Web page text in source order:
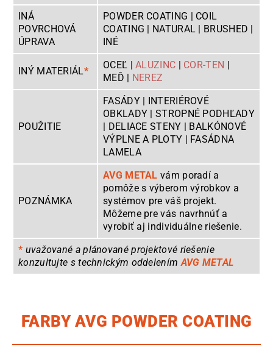
INÁ
POVRCHOVÁ
ÚPRAVA
POWDER COATING | COIL
COATING | NATURAL | BRUSHED |
INÉ
INÝ MATERIÁL*
OCEĽ |ALUZINC | COR-TEN |
MEĎ | NEREZ
POUŽITIE
FASÁDY | INTERIÉROVÉ
OBKLADY | STROPNÉ PODHĽADY
| DELIACE STENY | BALKÓNOVÉ
VÝPLNE A PLOTY | FASÁDNA
LAMELA
POZNÁMKA
AVG METAL vám poradí a
pomôže s výberom výrobkov a
systémov pre váš projekt.
Môžeme pre vás navrhnúť a
vyrobiť aj individuálne riešenie.
* uvažované a plánované projektové riešenie
konzultujte s technickým oddelenímAVG METAL
FARBY AVG POWDER COATING